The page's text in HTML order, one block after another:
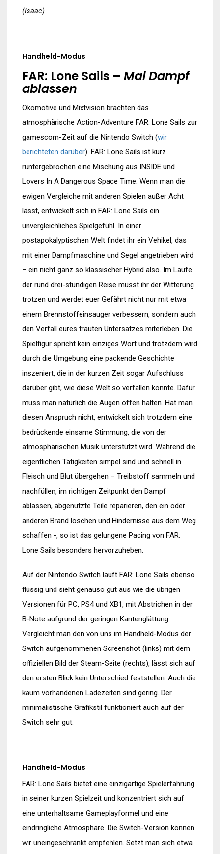
(Isaac)
Handheld-Modus
FAR: Lone Sails – Mal Dampf
ablassen
Okomotive und Mixtvision brachten das
atmosphärische Action-Adventure FAR: Lone Sails zur
gamescom-Zeit auf die Nintendo Switch (wir
berichteten darüber). FAR: Lone Sails ist kurz
runtergebrochen eine Mischung aus INSIDE und
Lovers In A Dangerous Space Time. Wenn man die
ewigen Vergleiche mit anderen Spielen außer Acht
lässt, entwickelt sich in FAR: Lone Sails ein
unvergleichliches Spielgefühl. In einer
postapokalyptischen Welt findet ihr ein Vehikel, das
mit einer Dampfmaschine und Segel angetrieben wird
– ein nicht ganz so klassischer Hybrid also. Im Laufe
der rund drei-stündigen Reise müsst ihr der Witterung
trotzen und werdet euer Gefährt nicht nur mit etwa
einem Brennstoffeinsauger verbessern, sondern auch
den Verfall eures trauten Untersatzes miterleben. Die
Spielfigur spricht kein einziges Wort und trotzdem wird
durch die Umgebung eine packende Geschichte
inszeniert, die in der kurzen Zeit sogar Aufschluss
darüber gibt, wie diese Welt so verfallen konnte. Dafür
muss man natürlich die Augen offen halten. Hat man
diesen Anspruch nicht, entwickelt sich trotzdem eine
bedrückende einsame Stimmung, die von der
atmosphärischen Musik unterstützt wird. Während die
eigentlichen Tätigkeiten simpel sind und schnell in
Fleisch und Blut übergehen – Treibstoff sammeln und
nachfüllen, im richtigen Zeitpunkt den Dampf
ablassen, abgenutzte Teile reparieren, den ein oder
anderen Brand löschen und Hindernisse aus dem Weg
schaffen -, so ist das gelungene Pacing von FAR:
Lone Sails besonders hervorzuheben.
Auf der Nintendo Switch läuft FAR: Lone Sails ebenso
flüssig und sieht genauso gut aus wie die übrigen
Versionen für PC, PS4 und XB1, mit Abstrichen in der
B-Note aufgrund der geringen Kantenglättung.
Vergleicht man den von uns im Handheld-Modus der
Switch aufgenommenen Screenshot (links) mit dem
offiziellen Bild der Steam-Seite (rechts), lässt sich auf
den ersten Blick kein Unterschied feststellen. Auch die
kaum vorhandenen Ladezeiten sind gering. Der
minimalistische Grafikstil funktioniert auch auf der
Switch sehr gut.
Handheld-Modus
FAR: Lone Sails bietet eine einzigartige Spielerfahrung
in seiner kurzen Spielzeit und konzentriert sich auf
eine unterhaltsame Gameplayformel und eine
eindringliche Atmosphäre. Die Switch-Version können
wir uneingeschränkt empfehlen. Setzt man sich etwa